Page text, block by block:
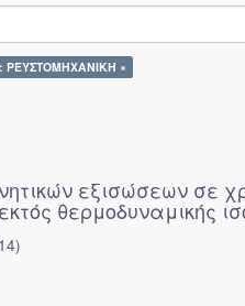
ΡΕΥΣΤΟΜΗΧΑΝΙΚΗ ×
εξισώσεων σε
θερμοδυναμικής
)